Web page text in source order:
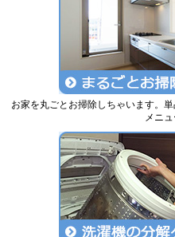
お家を丸ごとお掃除しちゃいます。
メニュ